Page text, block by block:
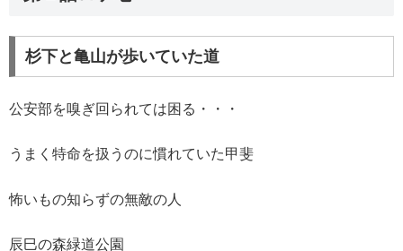
杉下と亀山が歩いていた道
公安部を嗅ぎ回られては困る・・・
うまく特命を扱うのに慣れていた甲斐
怖いもの知らずの無敵の人
辰巳の森緑道公園